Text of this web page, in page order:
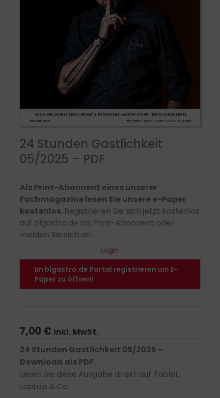
24 Stunden Gastlichkeit
05/2025 – PDF
Als Print-Abonnent eines unserer
Fachmagazine lesen Sie unsere e-Paper
kostenlos. Registrieren Sie sich jetzt kostenlos
auf blgastro.de als Print-Abonnent oder
melden Sie sich an.
Login
Im blgastro.de Portal registrieren um E-
Paper zu öffnen!
7,00€ inkl. MwSt.
24 Stunden Gastlichkeit 05/2025 –
Download als PDF.
Lesen Sie diese Ausgabe direkt auf Tablet,
Laptop & Co.